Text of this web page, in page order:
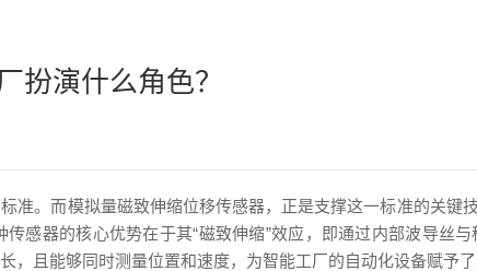
扮演什么角色？
准。而模拟量磁致伸缩位移传感器，正是支撑这一标准的关键
感器的核心优势在于其“磁致伸缩”效应，即通过内部波导丝
且能够同时测量位置和速度，为智能工厂的自动化设备赋予了